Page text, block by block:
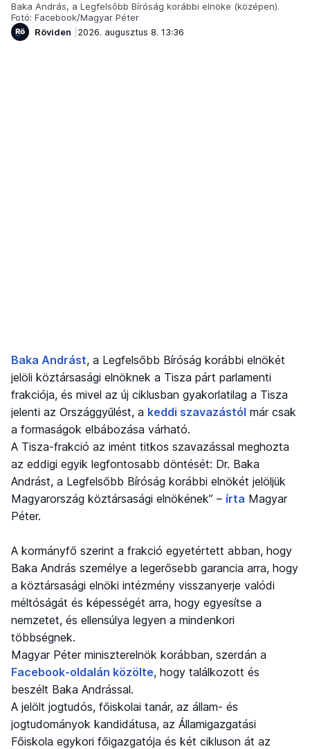
Baka András, a Legfelsőbb Bíróság korábbi elnöke (középen).
Fotó: Facebook/Magyar Péter
Röviden
2026. augusztus 8. 13:36
Baka Andrást, a Legfelsőbb Bíróság korábbi elnökét
jelöli köztársasági elnöknek a Tisza párt parlamenti
frakciója, és mivel az új ciklusban gyakorlatilag a Tisza
jelenti az Országgyűlést, a keddi szavazástól már csak
a formaságok elbábozása várható.
A Tisza-frakció az imént titkos szavazással meghozta
az eddigi egyik legfontosabb döntését: Dr. Baka
Andrást, a Legfelsőbb Bíróság korábbi elnökét jelöljük
Magyarország köztársasági elnökének” – írta Magyar
Péter.
A kormányfő szerint a frakció egyetértett abban, hogy
Baka András személye a legerősebb garancia arra, hogy
a köztársasági elnöki intézmény visszanyerje valódi
méltóságát és képességét arra, hogy egyesítse a
nemzetet, és ellensúlya legyen a mindenkori
többségnek.
Magyar Péter miniszterelnök korábban, szerdán a
Facebook-oldalán közölte, hogy találkozott és
beszélt Baka Andrással.
A jelölt jogtudós, főiskolai tanár, az állam- és
jogtudományok kandidátusa, az Államigazgatási
Főiskola egykori főigazgatója és két cikluson át az